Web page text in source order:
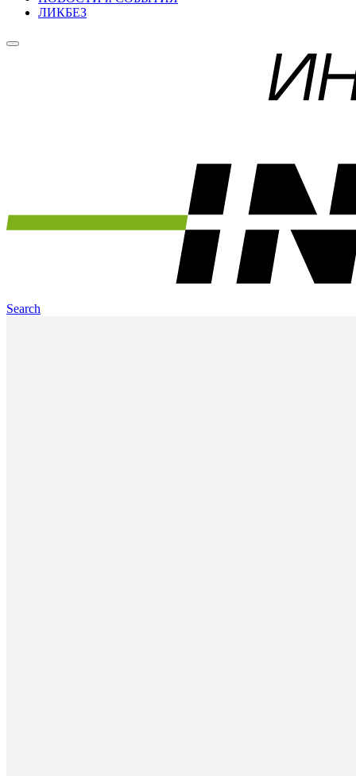
ЛИКБЕЗ
Search